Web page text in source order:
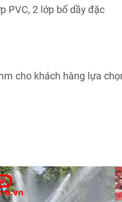
PVC, 2 lớp bố dầy đặc
cho khách hàng lựa